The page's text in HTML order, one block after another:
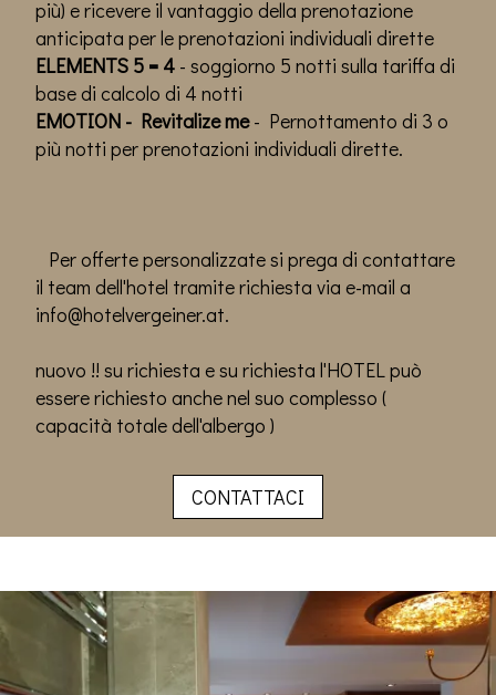
più) e ricevere il vantaggio della prenotazione
anticipata per le prenotazioni individuali dirette
ELEMENTS 5 = 4 - soggiorno 5 notti sulla tariffa di
base di calcolo di 4 notti
EMOTION - Revitalize me- Pernottamento di 3 o
più notti per prenotazioni individuali dirette.
Per offerte personalizzate si prega di contattare
il team dell'hotel tramite richiesta via e-mail a
info@hotelvergeiner.at.
nuovo !! su richiesta e su richiesta l'HOTEL può
essere richiesto anche nel suo complesso (
capacità totale dell'albergo )
CONTATTACI